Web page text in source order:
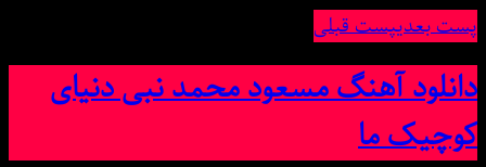
پست بعدیپست قبلی
دانلود آهنگ مسعود محمد نبی دنیای
کوچیک ما